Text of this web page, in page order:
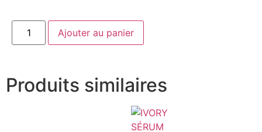
Ajouter au panier
Produits similaires